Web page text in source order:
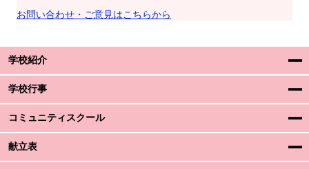
お問い合わせ・ご意見はこちらから
学校紹介
学校行事
コミュニティスクール
献立表